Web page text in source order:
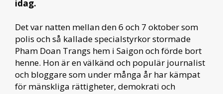
idag.
Det var natten mellan den 6 och 7 oktober som
polis och så kallade specialstyrkor stormade
Pham Doan Trangs hem i Saigon och förde bort
henne. Hon är en välkänd och populär journalist
och bloggare som under många år har kämpat
för mänskliga rättigheter, demokrati och